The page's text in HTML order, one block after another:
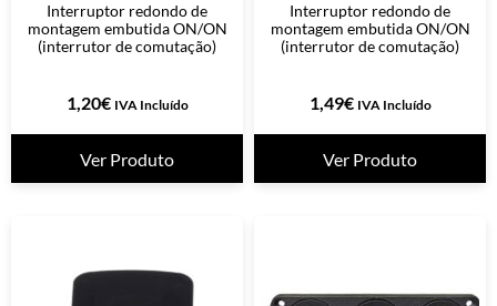
Interruptor redondo de
montagem embutida ON/ON
(interrutor de comutação)
1,20€ IVA Incluído
Ver Produto
Interruptor redondo de
montagem embutida ON/ON
(interrutor de comutação)
1,49€ IVA Incluído
Ver Produto